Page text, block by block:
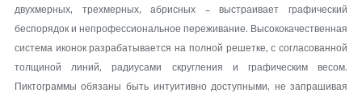
двухмерных, трехмерных, абрисных – выстраивает графический
беспорядок и непрофессиональное переживание. Высококачественная
система иконок разрабатывается на полной решетке, с согласованной
толщиной линий, радиусами скругления и графическим весом.
Пиктограммы обязаны быть интуитивно доступными, не запрашивая